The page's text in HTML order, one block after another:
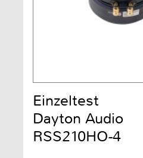
Einzeltest
Dayton Audio
RSS210HO-4